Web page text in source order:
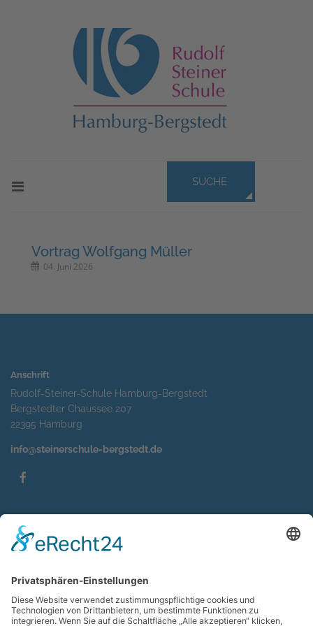
SUCHE
Vortrag Wolfgang Müller
04. Juni 2026
Anschrift
Rudolf-Steiner-Schule Hamburg-Bergstedt
Bergstedter Chaussee 207
22395 Hamburg
info@steinerschule-bergstedt.de
Impressum
Datenschutzerklärung
Kontakt
Suche